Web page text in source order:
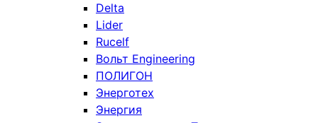
Delta
Lider
Rucelf
Вольт Engineering
ПОЛИГОН
Энерготех
Энергия